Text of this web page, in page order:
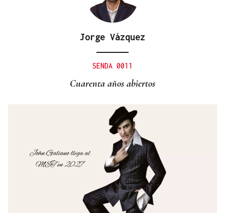
Jorge Vázquez
SENDA 0011
Cuarenta años abiertos